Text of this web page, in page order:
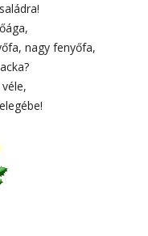
nagy fenyőfa,